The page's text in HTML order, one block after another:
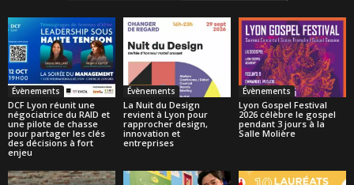
Évènements
DCF Lyon réunit une
négociatrice du RAID et
une pilote de chasse
pour partager les clés
des décisions à fort
enjeu
Évènements
La Nuit du Design
revient à Lyon pour
rapprocher design,
innovation et
entreprises
Évènements
Lyon Gospel Festival
2026 célèbre le gospel
pendant 3 jours à la
Salle Molière